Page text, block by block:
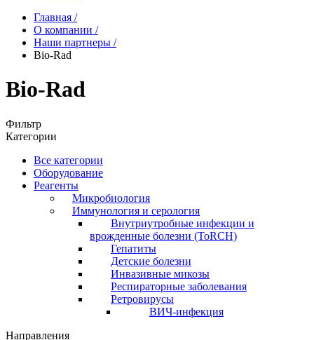
Главная /
О компании /
Наши партнеры /
Bio-Rad
Bio-Rad
Фильтр
Категории
Все категории
Оборудование
Реагенты
Микробиология
Иммунология и серология
Внутриутробные инфекции и
врожденные болезни (ToRCH)
Гепатиты
Детские болезни
Инвазивные микозы
Респираторные заболевания
Ретровирусы
ВИЧ-инфекция
Направления